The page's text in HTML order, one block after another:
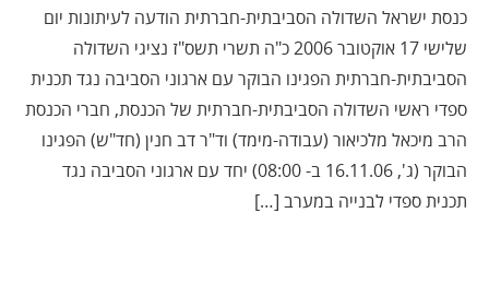
כנסת ישראל השדולה הסביבתית-חברתית הודעה לעיתונות יום
שלישי 17 אוקטובר 2006 כ"ה תשרי תשס"ז נציגי השדולה
הסביבתית-חברתית הפגינו הבוקר עם ארגוני הסביבה נגד תכנית
ספדי ראשי השדולה הסביבתית-חברתית של הכנסת, חברי הכנסת
הרב מיכאל מלכיאור (עבודה-מימד) וד"ר דב חנין (חד"ש) הפגינו
הבוקר (ג', 16.11.06 ב- 08:00) יחד עם ארגוני הסביבה נגד
תכנית ספדי לבנייה במערב […]